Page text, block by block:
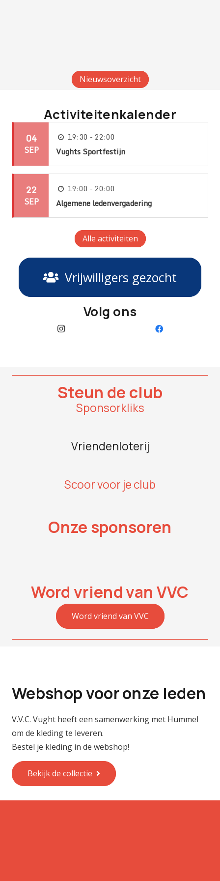
Nieuwsoverzicht
Activiteitenkalender
04
SEP
19:30 - 22:00
Vughts Sportfestijn
22
SEP
19:00 - 20:00
Algemene ledenvergadering
Alle activiteiten
Vrijwilligers gezocht
Volg ons
Steun de club
Sponsorkliks
Vriendenloterij
Scoor voor je club
Onze sponsoren
Word vriend van VVC
Word vriend van VVC
Webshop voor onze leden
V.V.C. Vught heeft een samenwerking met Hummel
om de kleding te leveren.
Bestel je kleding in de webshop!
Bekijk de collectie